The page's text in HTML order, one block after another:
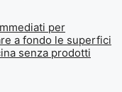
per
a fondo le superfici
senza prodotti